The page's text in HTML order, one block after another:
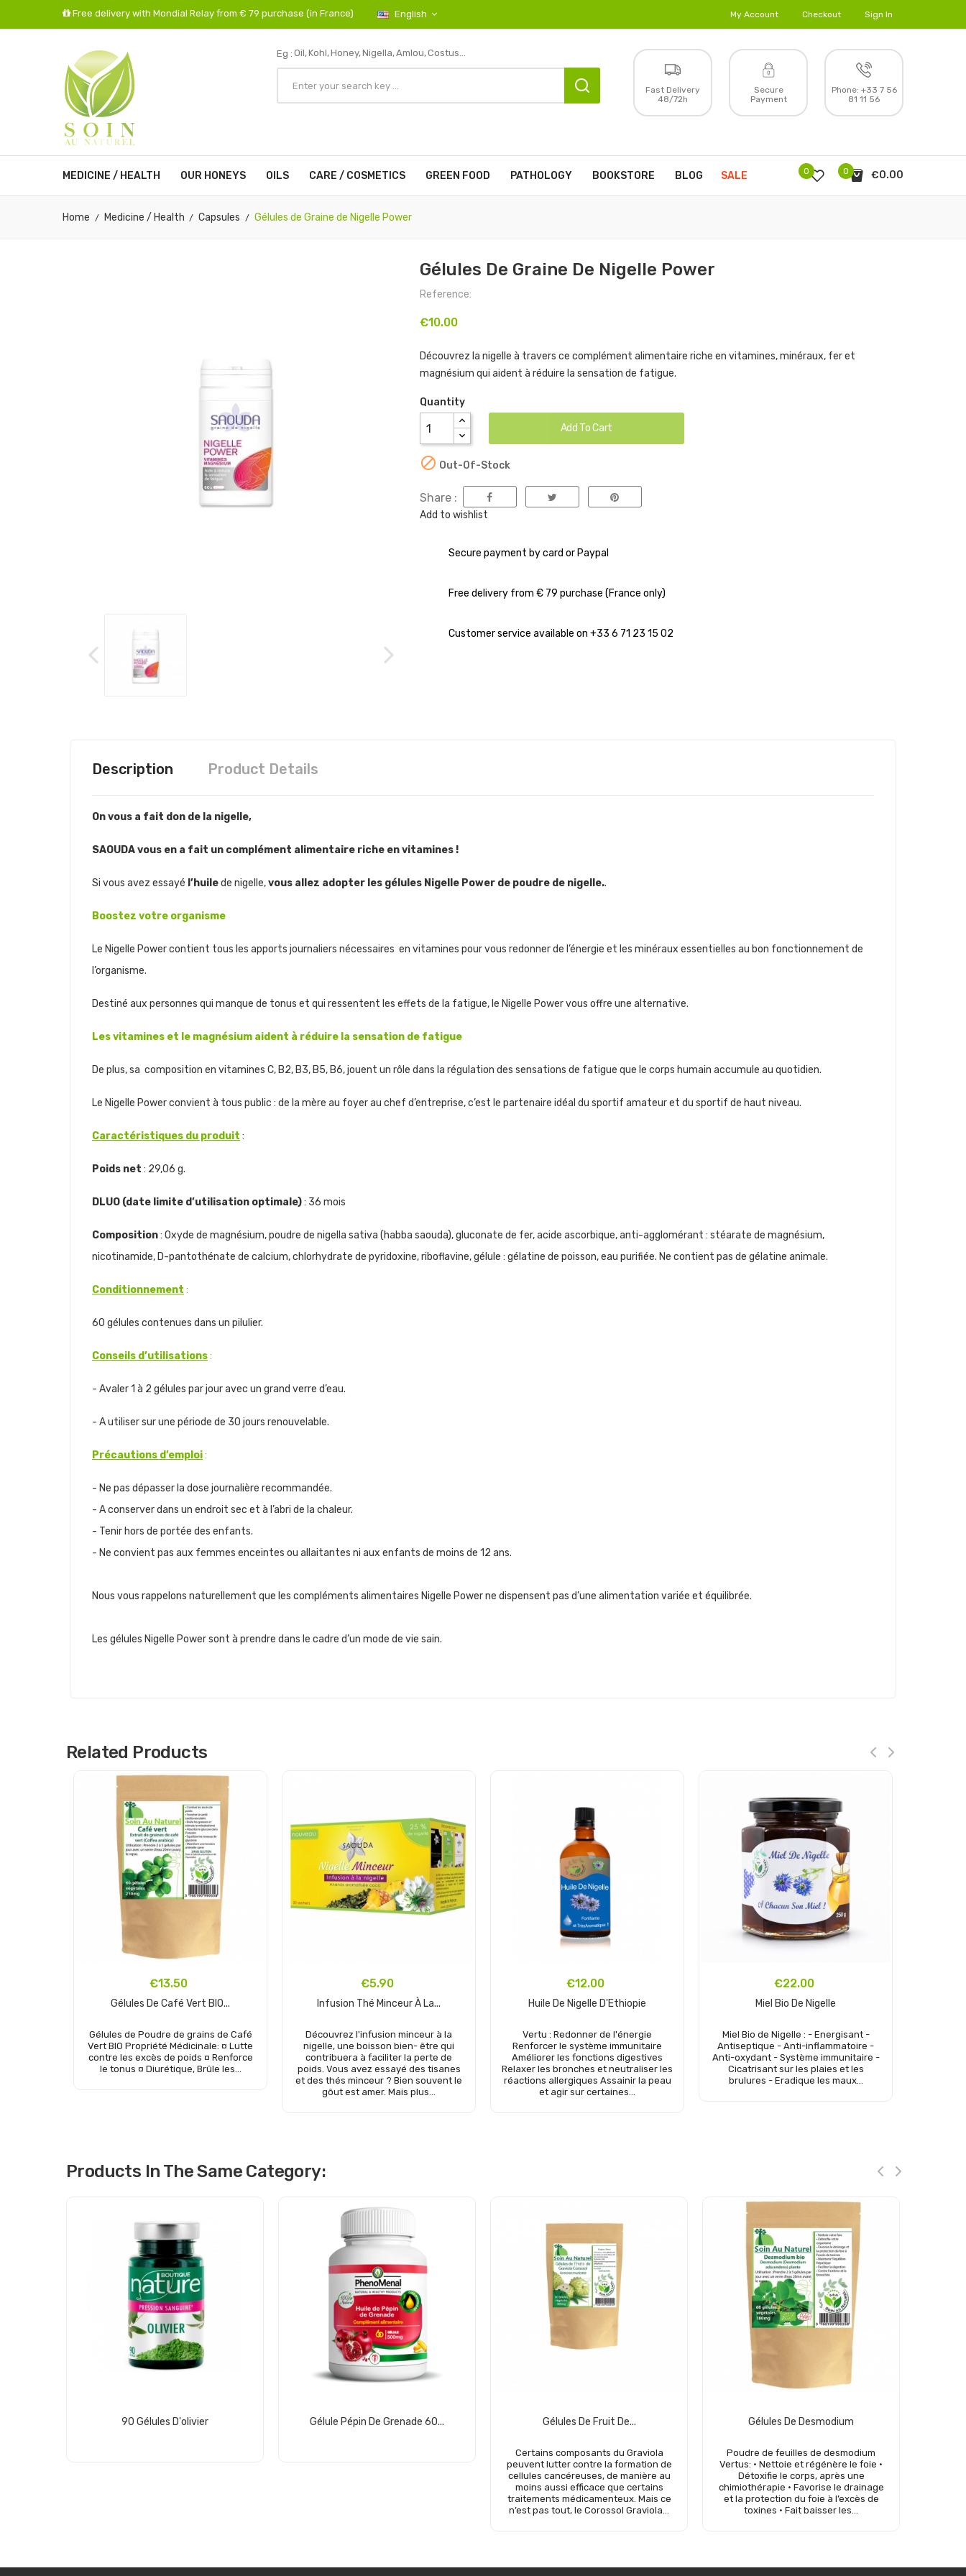
Free delivery with Mondial Relay from € 79 purchase (in France) My Account Checkout Sign In
English
Eg : Oil,Kohl,Honey,Nigella,Amlou,Costus...
Fast Delivery
48/72h
Secure
Payment
Phone: +33 7 56
81 11 56
MEDICINE / HEALTH OUR HONEYS OILS CARE / COSMETICS GREEN FOOD PATHOLOGY BOOKSTORE BLOG SALE 0 €0.00
0
Home Medicine / Health Capsules Gélules de Graine de Nigelle Power
Gélules De Graine De Nigelle Power
Reference:
€10.00
Découvrez la nigelle à travers ce complément alimentaire riche en vitamines, minéraux, fer et
magnésium qui aident à réduire la sensation de fatigue.
Quantity
Add To Cart
 Out-Of-Stock
Share :
Add to wishlist
Secure payment by card or Paypal
Free delivery from € 79 purchase (France only)
Customer service available on +33 6 71 23 15 02
Description Product Details
On vous a fait don de la nigelle,
SAOUDA vous en a fait un complément alimentaire riche en vitamines !
Si vous avez essayé l’huilede nigelle,vous allez adopter les gélules Nigelle Power de poudre de nigelle..
Boostez votre organisme
Le Nigelle Power contient tous les apports journaliers nécessaires en vitamines pour vous redonner de l’énergie et les minéraux essentielles au bon fonctionnement de
l’organisme.
Destiné aux personnes qui manque de tonus et qui ressentent les effets de la fatigue, le Nigelle Power vous offre une alternative.
Les vitamines et le magnésium aident à réduire la sensation de fatigue
De plus, sa composition en vitamines C, B2, B3, B5, B6, jouent un rôle dans la régulation des sensations de fatigue que le corps humain accumule au quotidien.
Le Nigelle Power convient à tous public : de la mère au foyer au chef d’entreprise, c’est le partenaire idéal du sportif amateur et du sportif de haut niveau.
Caractéristiques du produit :
Poids net : 29,06 g.
DLUO (date limite d’utilisation optimale): 36 mois
Composition: Oxyde de magnésium, poudre de nigella sativa (habba saouda), gluconate de fer, acide ascorbique, anti-agglomérant : stéarate de magnésium,
nicotinamide, D-pantothénate de calcium, chlorhydrate de pyridoxine, riboflavine, gélule : gélatine de poisson, eau purifiée. Ne contient pas de gélatine animale.
Conditionnement :
60 gélules contenues dans un pilulier.
Conseils d’utilisations:
- Avaler 1 à 2 gélules par jour avec un grand verre d’eau.
- A utiliser sur une période de 30 jours renouvelable.
Précautions d’emploi:
- Ne pas dépasser la dose journalière recommandée.
- A conserver dans un endroit sec et à l’abri de la chaleur.
- Tenir hors de portée des enfants.
- Ne convient pas aux femmes enceintes ou allaitantes ni aux enfants de moins de 12 ans.
Nous vous rappelons naturellement que les compléments alimentaires Nigelle Power ne dispensent pas d’une alimentation variée et équilibrée.
Les gélules Nigelle Power sont à prendre dans le cadre d’un mode de vie sain.
Related Products
€13.50
Gélules De Café Vert BIO...
Gélules de Poudre de grains de Café
Vert BIO Propriété Médicinale: ¤ Lutte
contre les excès de poids ¤ Renforce
le tonus ¤ Diurétique, Brûle les...
€5.90
Infusion Thé Minceur À La...
Découvrez l'infusion minceur à la
nigelle, une boisson bien- être qui
contribuera à faciliter la perte de
poids. Vous avez essayé des tisanes
et des thés minceur ? Bien souvent le
gôut est amer. Mais plus...
€12.00
Huile De Nigelle D'Ethiopie
Vertu : Redonner de l'énergie
Renforcer le système immunitaire
Améliorer les fonctions digestives
Relaxer les bronches et neutraliser les
réactions allergiques Assainir la peau
et agir sur certaines...
€22.00
Miel Bio De Nigelle
Miel Bio de Nigelle : - Energisant -
Antiseptique - Anti-inflammatoire -
Anti-oxydant - Système immunitaire -
Cicatrisant sur les plaies et les
brulures - Eradique les maux...
Products In The Same Category:
90 Gélules D'olivier Gélule Pépin De Grenade 60... Gélules De Fruit De...
Certains composants du Graviola
peuvent lutter contre la formation de
cellules cancéreuses, de manière au
moins aussi efficace que certains
traitements médicamenteux. Mais ce
n’est pas tout, le Corossol Graviola...
Gélules De Desmodium
Poudre de feuilles de desmodium
Vertus: • Nettoie et régénère le foie •
Détoxifie le corps, après une
chimiothérapie • Favorise le drainage
et la protection du foie à l’excès de
toxines • Fait baisser les...